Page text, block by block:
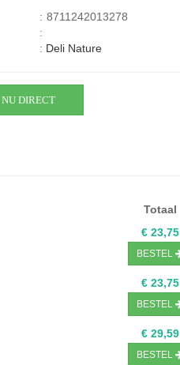
: 8711242013278
:
: Deli Nature
DIRECT
Totaal
€ 23,75
BESTEL
€ 23,75
BESTEL
€ 29,59
BESTEL